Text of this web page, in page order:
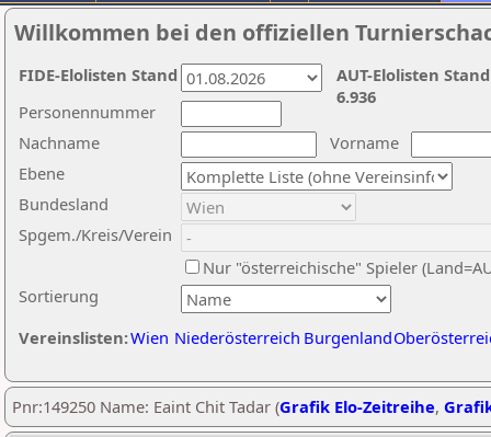
Willkommen bei den offiziellen
Nachname
Vorname
Ebene
Sortierung
Personennummer
Bundesland
Spgem./Kreis/Verein
Nur "österreichische" Spieler
Vereinslisten:Wien Niederösterreich Burgenland
AUT-Elolisten
6.936
FIDE-Elolisten Stand
Pnr:149250 Name: Eaint Chit Tadar (Grafik Elo-Zeitreihe,